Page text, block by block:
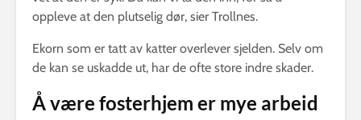
oppleve at den plutselig dør, sier Trollnes.
Ekorn som er tatt av katter overlever sjelden. Selv om
de kan se uskadde ut, har de ofte store indre skader.
Å være fosterhjem er mye arbeid